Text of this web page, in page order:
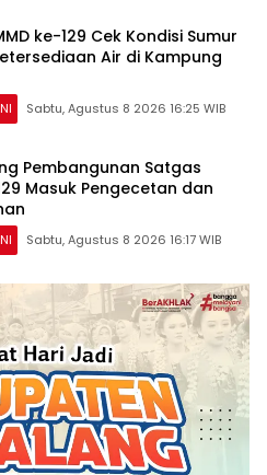
ke-129 Cek Kondisi Sumur
Air di Kampung
Sabtu, Agustus 8 2026 16:25 WIB
Pembangunan Satgas
Masuk Pengecetan dan
Sabtu, Agustus 8 2026 16:17 WIB